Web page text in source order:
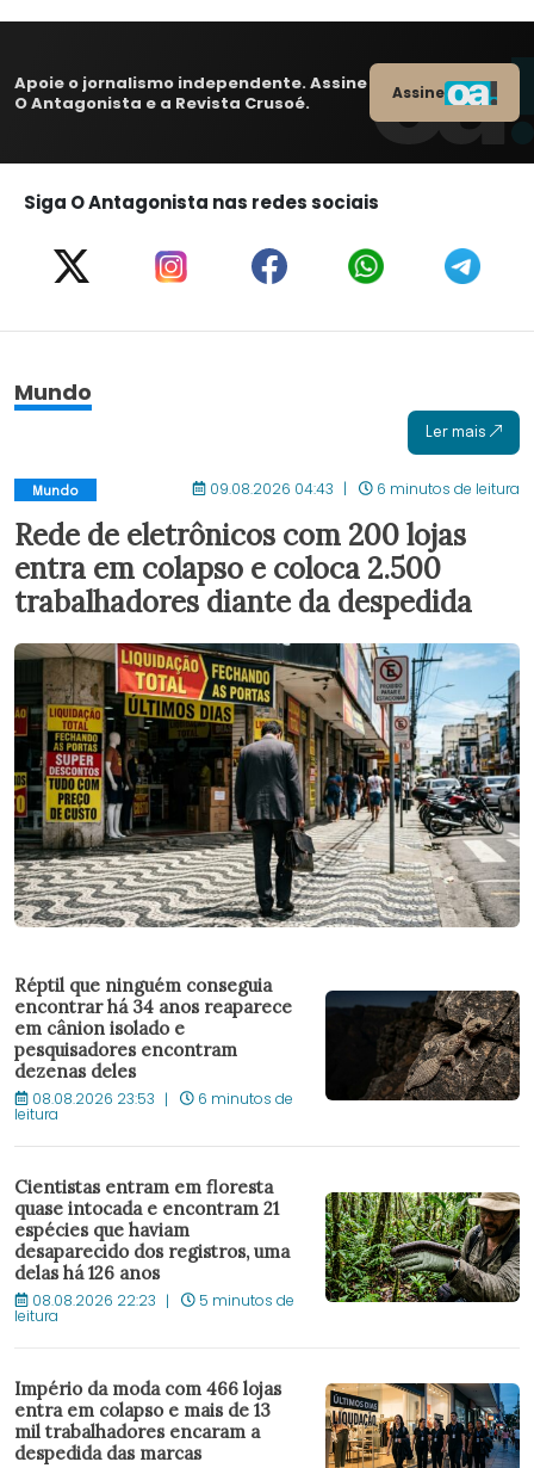
Apoie o jornalismo independente. Assine
O Antagonista e a Revista Crusoé.
Assine
Siga O Antagonista nas redes sociais
Mundo
Ler mais
Mundo 09.08.2026 04:43 6 minutos de leitura
Rede de eletrônicos com 200 lojas
entra em colapso e coloca 2.500
trabalhadores diante da despedida
Réptil que ninguém conseguia
encontrar há 34 anos reaparece
em cânion isolado e
pesquisadores encontram
dezenas deles
08.08.2026 23:53 6 minutos de
leitura
Cientistas entram em floresta
quase intocada e encontram 21
espécies que haviam
desaparecido dos registros, uma
delas há 126 anos
08.08.2026 22:23 5 minutos de
leitura
Império da moda com 466 lojas
entra em colapso e mais de 13
mil trabalhadores encaram a
despedida das marcas